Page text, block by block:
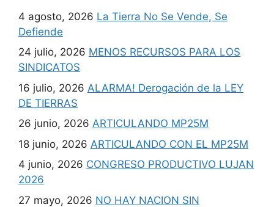
4 agosto, 2026 La Tierra No Se Vende, Se
Defiende
24 julio, 2026 MENOS RECURSOS PARA LOS
SINDICATOS
16 julio, 2026 ALARMA! Derogación de la LEY
DE TIERRAS
26 junio, 2026 ARTICULANDO MP25M
18 junio, 2026 ARTICULANDO CON EL MP25M
4 junio, 2026 CONGRESO PRODUCTIVO LUJAN
2026
27 mayo, 2026 NO HAY NACION SIN